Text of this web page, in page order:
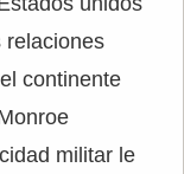
relaciones
continente
militar le